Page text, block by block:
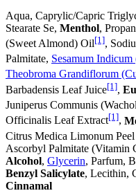
Aqua, Caprylic/Capric
Stearate Se, Menthol,
(Sweet Almond) Oil[1],
Palmitate, Sesamum Indicum
Theobroma Grandiflorum
Barbadensis Leaf Juice[1],
Juniperus Communis
Officinalis Leaf Extract[1],
Citrus Medica Limonum
Ascorbyl Palmitate (Vitamin
Alcohol, Glycerin, Parfum,
Benzyl Salicylate, Lecithin,
Cinnamal